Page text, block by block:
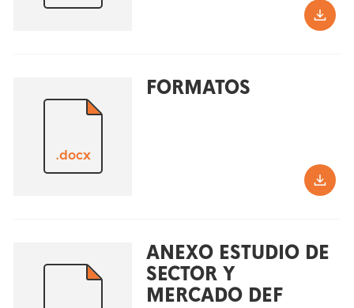
.docx
FORMATOS
ANEXO ESTUDIO DE
SECTOR Y
MERCADO DEF